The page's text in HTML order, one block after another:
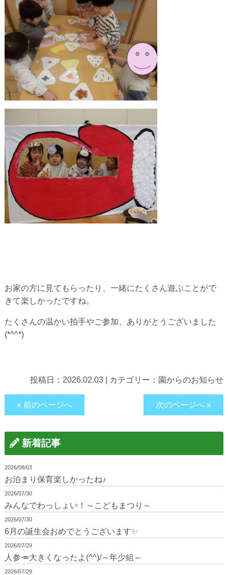
お家の方に見てもらったり、一緒にたくさん遊ぶことがで
きて楽しかったですね。
たくさんの温かい拍手やご参加、ありがとうございました
(*^^*)
投稿日： 2026.02.03 カテゴリー： 園からのお知らせ
« 前のページへ 次のページへ »
新着記事
2026/08/03
お泊まり保育楽しかったね♪
2026/07/30
みんなでわっしょい！～こどもまつり～
2026/07/30
6月の誕生会おめでとうございます✨
2026/07/29
人参🥕大きくなったよ(^^)/～年少組～
2026/07/29